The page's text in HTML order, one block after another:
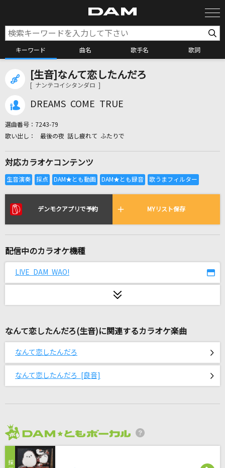
キーワード 曲名 歌手名 歌詞
カラオケ検索
全国りれき
リアルタイムで歌われている曲の一覧
ネコミミアーカイブ
ADAMAS(ソードアート・オンライン アリシゼー
LiSA
だから僕は音楽を辞めた
藍井エイル
[生音]十戒(1984)
[生音]なんて恋したんだろ
[ ナンテコイシタンダロ ]
DREAMS COME TRUE
選曲番号： 7243-79
最後の夜 話し疲れて ふたりで
対応カラオケコンテンツ
デンモクアプリで予約 MYリスト保存
配信中のカラオケ機種
LIVE DAM WAO!
なんて恋したんだろ(生音)に関連するカラオケ楽曲
なんて恋したんだろ
なんて恋したんだろ [良音]